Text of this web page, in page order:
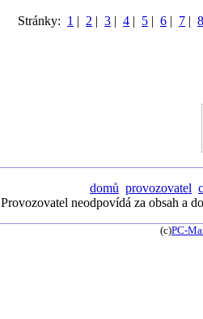
Stránky: 1 | 2 | 3 | 4 | 5 | 6 | 7 | 8
domů provozovatel
Provozovatel neodpovídá za obsah a
(c)PC-